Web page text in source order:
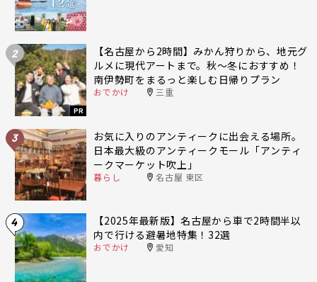
2
PR
【名古屋から2時間】みかん狩りから、地元グ
ルメに現代アートまで。秋〜冬におすすめ！
南伊勢町をまるっと楽しむ日帰りプラン
おでかけ 三重
3
お気に入りのアンティークに出会える場所。
日本最大級のアンティークモール「アンティ
ークマーケット吹上」
暮らし 名古屋 東区
4
【2025年最新版】名古屋から車で2時間半以
内で行ける避暑地特集！32選
おでかけ 愛知